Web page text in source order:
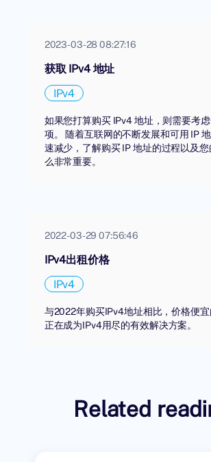
2023-03-28 08:27:16
获取 IPv4 地址
IPv4
如果您打算购买 IPv4 地址，则需要考
项。 随着互联网的不断发展和可用 IP
速减少，了解购买 IP 地址的过程以及
么非常重要。
2022-03-29 07:56:46
IPv4出租价格
IPv4
与2022年购买IPv4地址相比，价格便
正在成为IPv4用尽的有效解决方案。
Related